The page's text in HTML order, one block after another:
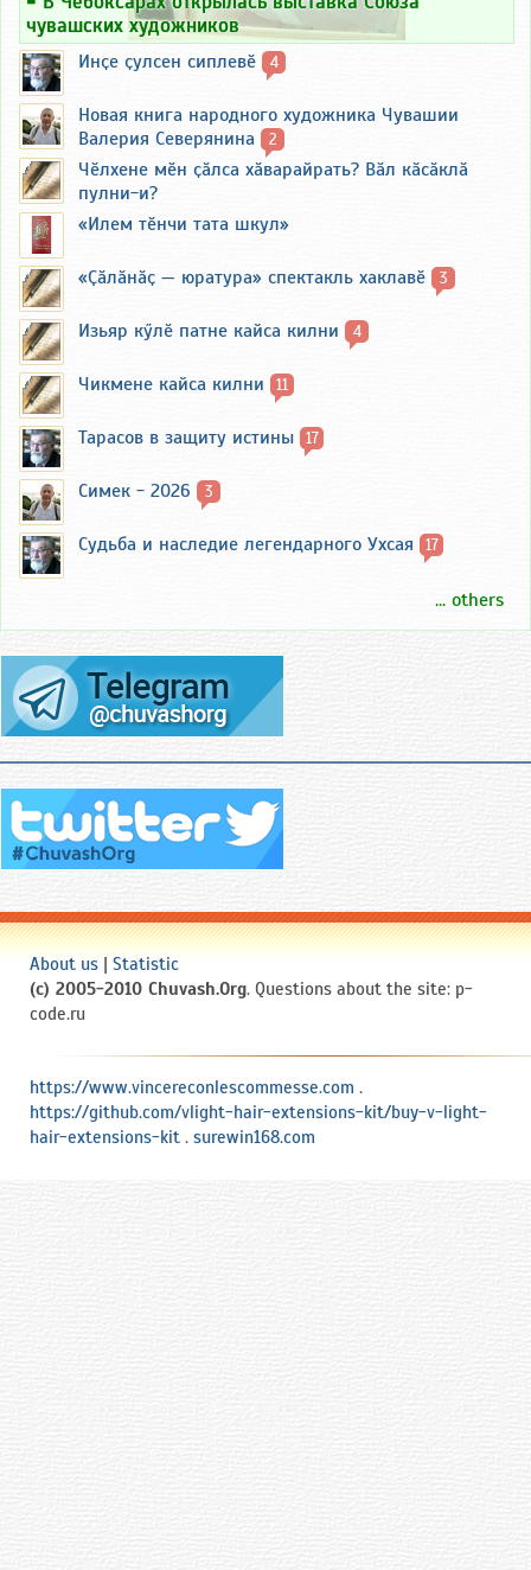
чувашских художников
Инҫе ҫулсен сиплевӗ 4
Новая книга народного художника Чувашии
Валерия Северянина
2
Чӗлхене мӗн ҫӑлса хӑварайрать? Вӑл кӑсӑклӑ
пулни-и?
«Илем тӗнчи тата шкул»
«Ҫӑлӑнӑҫ — юратура» спектакль хаклавӗ 3
Изьяр кӳлӗ патне кайса килни 4
Чикмене кайса килни 11
Тарасов в защиту истины 17
Симек - 2026 3
Судьба и наследие легендарного Ухсая 17
... others
About us | Statistic
(c) 2005-2010 Chuvash.Org. Questions about the site: p-
code.ru
https://www.vincereconlescommesse.com .
https://github.com/vlight-hair-extensions-kit/buy-v-light-
hair-extensions-kit . surewin168.com